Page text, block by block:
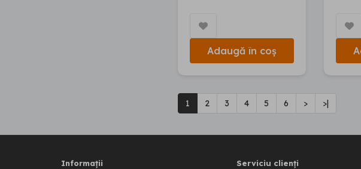
Adaugă în coș
1 2 3 4 5 6 > >|
Informații Serviciu clienți